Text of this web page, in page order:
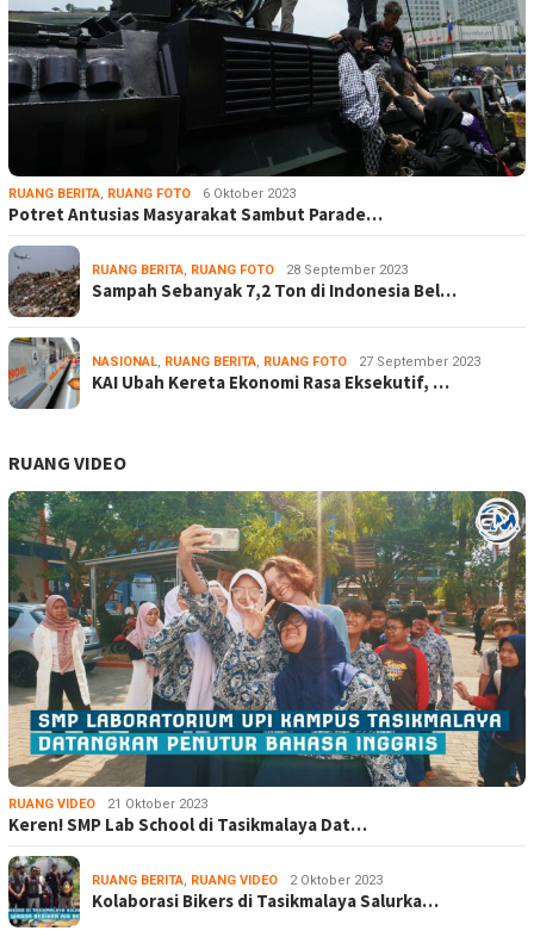
RUANG BERITA, RUANG FOTO 6 Oktober 2023
Potret Antusias Masyarakat Sambut Parade…
RUANG BERITA, RUANG FOTO 28 September 2023
Sampah Sebanyak 7,2 Ton di Indonesia Bel…
NASIONAL, RUANG BERITA, RUANG FOTO 27 September 2023
KAI Ubah Kereta Ekonomi Rasa Eksekutif, …
RUANG VIDEO
RUANG VIDEO 21 Oktober 2023
Keren! SMP Lab School di Tasikmalaya Dat…
RUANG BERITA, RUANG VIDEO 2 Oktober 2023
Kolaborasi Bikers di Tasikmalaya Salurka…